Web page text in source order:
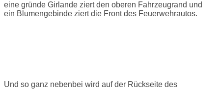
eine gründe Girlande ziert den oberen Fahrzeugrand und
ein Blumengebinde ziert die Front des Feuerwehrautos.
Und so ganz nebenbei wird auf der Rückseite des